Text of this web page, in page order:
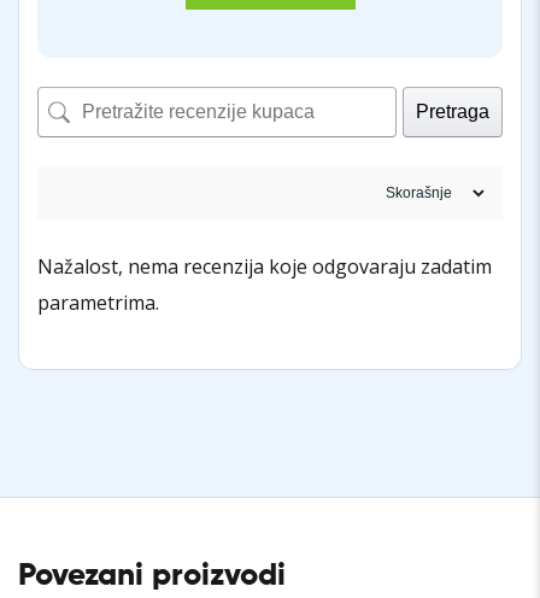
Pretraga
Nažalost, nema recenzija koje odgovaraju zadatim
parametrima.
Povezani proizvodi